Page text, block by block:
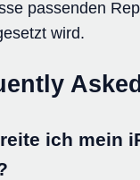
passenden
wird.
ich mein